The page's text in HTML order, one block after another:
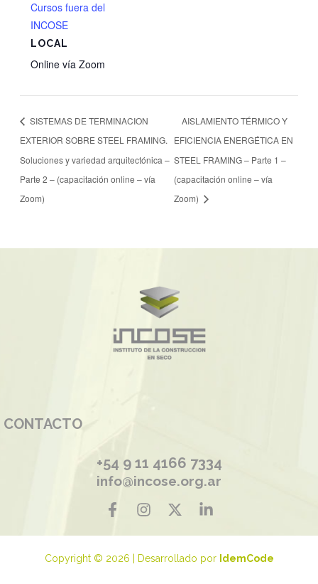
Cursos fuera del
INCOSE
LOCAL
Online vía Zoom
SISTEMAS DE TERMINACION
EXTERIOR SOBRE STEEL FRAMING.
Soluciones y variedad arquitectónica –
Parte 2 – (capacitación online – vía
Zoom)
AISLAMIENTO TÉRMICO Y
EFICIENCIA ENERGÉTICA EN
STEEL FRAMING – Parte 1 –
(capacitación online – vía
Zoom)
CONTACTO
+54 9 11 4166 7334
info@incose.org.ar
Copyright © 2026 | Desarrollado por IdemCode